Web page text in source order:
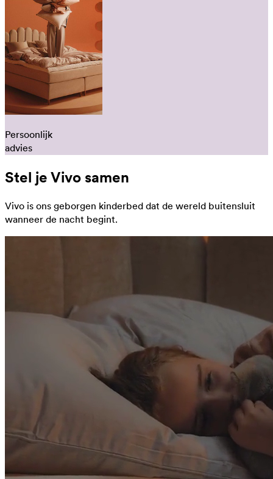
Persoonlijk
advies
Stel je Vivo samen
Vivo is ons geborgen kinderbed dat de wereld buitensluit
wanneer de nacht begint.